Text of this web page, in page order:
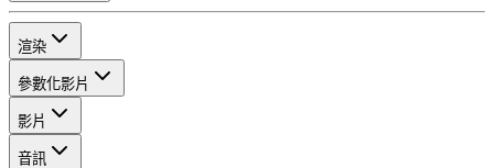
渲染
參數化影片
影片
音訊